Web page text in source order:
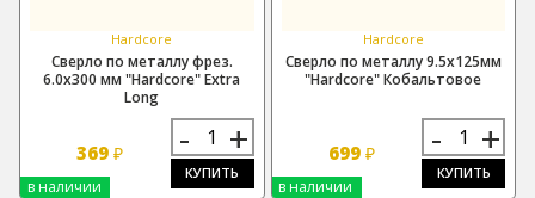
Hardcore
Сверло по металлу фрез.
6.0х300 мм "Hardcore" Extra
Long
369₽ - +
КУПИТЬ
в наличии
Hardcore
Сверло по металлу 9.5х125мм
"Hardcore" Кобальтовое
699 ₽ - +
КУПИТЬ
в наличии